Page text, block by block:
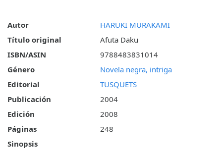
Autor
HARUKI MURAKAMI
Título original
Afuta Daku
ISBN/ASIN
9788483831014
Género
Novela negra, intriga
Editorial
TUSQUETS
Publicación
2004
Edición
2008
Páginas
248
Sinopsis